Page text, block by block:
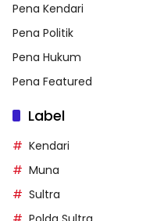
Pena Kendari
Pena Politik
Pena Hukum
Pena Featured
Label
Kendari
Muna
Sultra